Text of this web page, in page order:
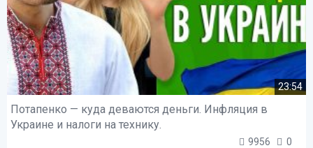
23:54
Потапенко — куда деваются деньги. Инфляция в
Украине и налоги на технику.
9956 0